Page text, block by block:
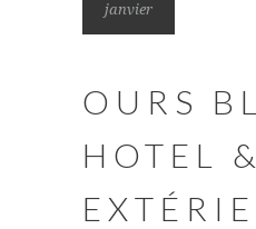
janvier
OURS
HOTEL